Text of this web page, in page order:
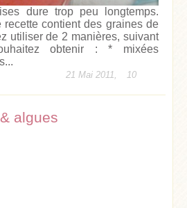
dure trop peu longtemps.
recette contient des graines de
utiliser de 2 manières, suivant
obtenir : * mixées
21 Mai 2011, 10
algues